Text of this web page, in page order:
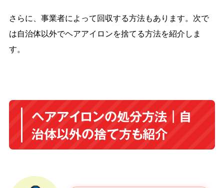
さらに、事業者によって回収する方法もあります。次で
は自治体以外でヘアアイロンを捨てる方法を紹介しま
す。
ヘアアイロンの処分方法｜自
治体以外の捨て方も紹介